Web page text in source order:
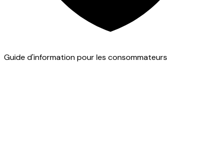
Guide d'information pour les consommateurs